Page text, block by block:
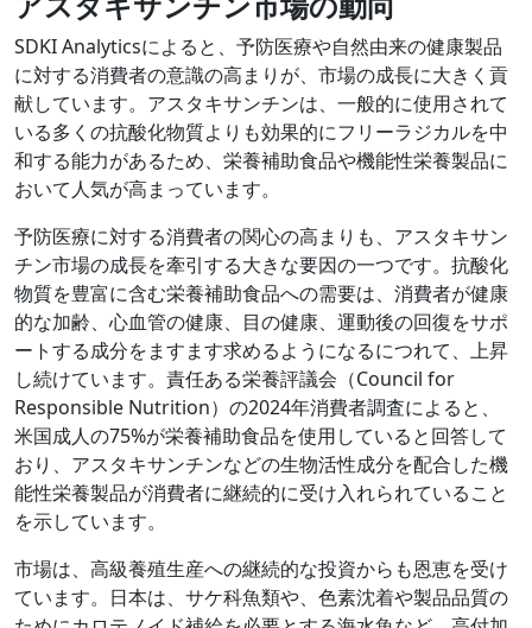
SDKI Analyticsによると、予防医療や自然由来の健康製品
に対する消費者の意識の高まりが、市場の成長に大きく貢
献しています。アスタキサンチンは、一般的に使用されて
いる多くの抗酸化物質よりも効果的にフリーラジカルを中
和する能力があるため、栄養補助食品や機能性栄養製品に
おいて人気が高まっています。
予防医療に対する消費者の関心の高まりも、アスタキサン
チン市場の成長を牽引する大きな要因の一つです。抗酸化
物質を豊富に含む栄養補助食品への需要は、消費者が健康
的な加齢、心血管の健康、目の健康、運動後の回復をサポ
ートする成分をますます求めるようになるにつれて、上昇
し続けています。責任ある栄養評議会（Council for
Responsible Nutrition）の2024年消費者調査によると、
米国成人の75%が栄養補助食品を使用していると回答して
おり、アスタキサンチンなどの生物活性成分を配合した機
能性栄養製品が消費者に継続的に受け入れられていること
を示しています。
市場は、高級養殖生産への継続的な投資からも恩恵を受け
ています。日本は、サケ科魚類や、色素沈着や製品品質の